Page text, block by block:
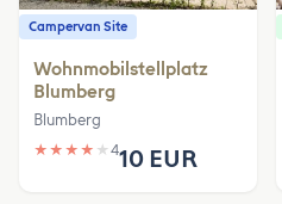
Campervan Site
Wohnmobilstellplatz
Blumberg
Blumberg
★ ★ ★ ★ ★ 410 EUR